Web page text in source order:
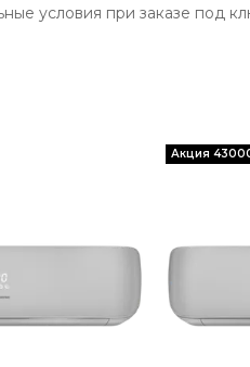
условия при заказе под